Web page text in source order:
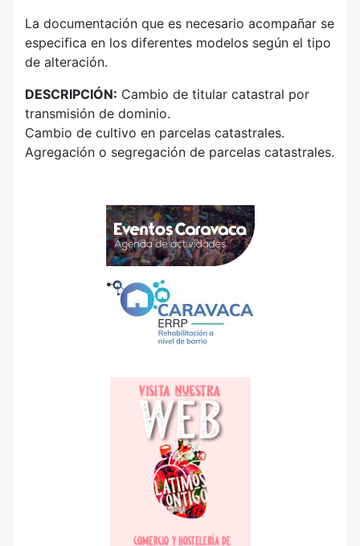
La documentación que es necesario acompañar se
especifica en los diferentes modelos según el tipo
de alteración.
DESCRIPCIÓN: Cambio de titular catastral por
transmisión de dominio.
Cambio de cultivo en parcelas catastrales.
Agregación o segregación de parcelas catastrales.